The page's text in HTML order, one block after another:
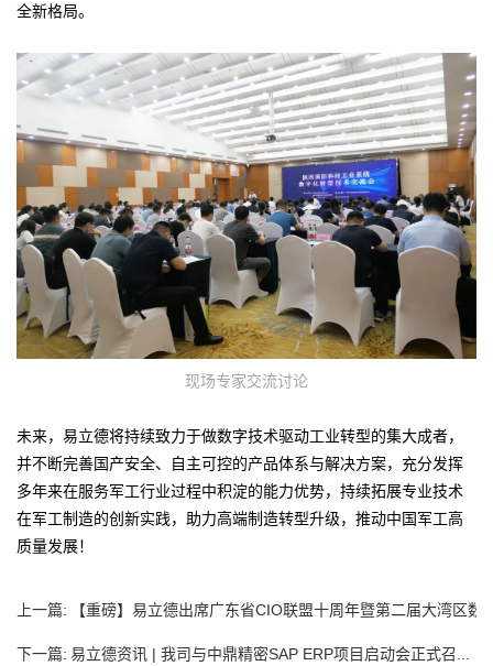
全新格局。
现场专家交流讨论
未来，易立德将持续致力于做数字技术驱动工业转型的集大成者，
并不断完善国产安全、自主可控的产品体系与解决方案，充分发挥
多年来在服务军工行业过程中积淀的能力优势，持续拓展专业技术
在军工制造的创新实践，助力高端制造转型升级，推动中国军工高
质量发展！
上一篇:
【重磅】易立德出席广东省CIO联盟十周年暨第二届大湾区数
字经...
下一篇: 易立德资讯 | 我司与中鼎精密SAP ERP项目启动会正式召...